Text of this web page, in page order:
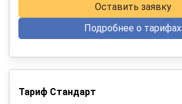
Оставить заявку
Подробнее о тарифах
Тариф Стандарт